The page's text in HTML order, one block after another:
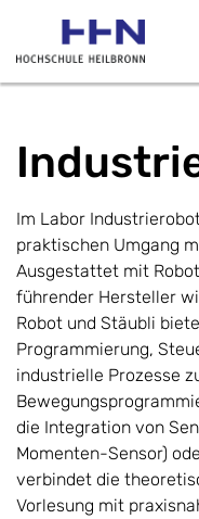
Im Labor
praktischen Umgang
Ausgestattet mit
führender Hersteller
Robot und Stäubli
Programmierung,
industrielle Prozesse
die Integration von
Momenten-Sensor)
verbindet die
Vorlesung mit